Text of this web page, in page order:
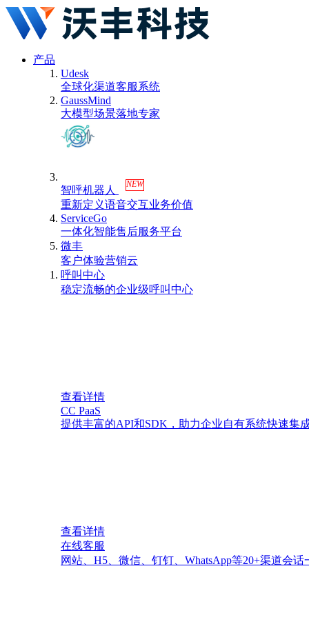
产品
Udesk
全球化渠道客服系统
GaussMind
大模型场景落地专家
智呼机器人 NEW
重新定义语音交互业务价值
ServiceGo
一体化智能售后服务平台
微丰
客户体验营销云
呼叫中心
稳定流畅的企业级呼叫中心
查看详情
CC PaaS
提供丰富的API和SDK，助力企业自有系统快速集
查看详情
在线客服
网站、H5、微信、钉钉、WhatsApp等20+渠道会话